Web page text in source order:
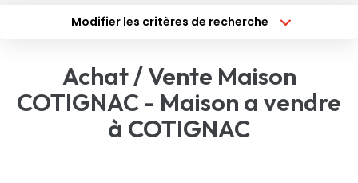
FAIRE GÉRER
Modifier les critères de recherche
Sélectionnez...
Type de bien
Surface min
Plus de critères
Achat / Vente Maison
COTIGNAC - Maison a vendre
à COTIGNAC